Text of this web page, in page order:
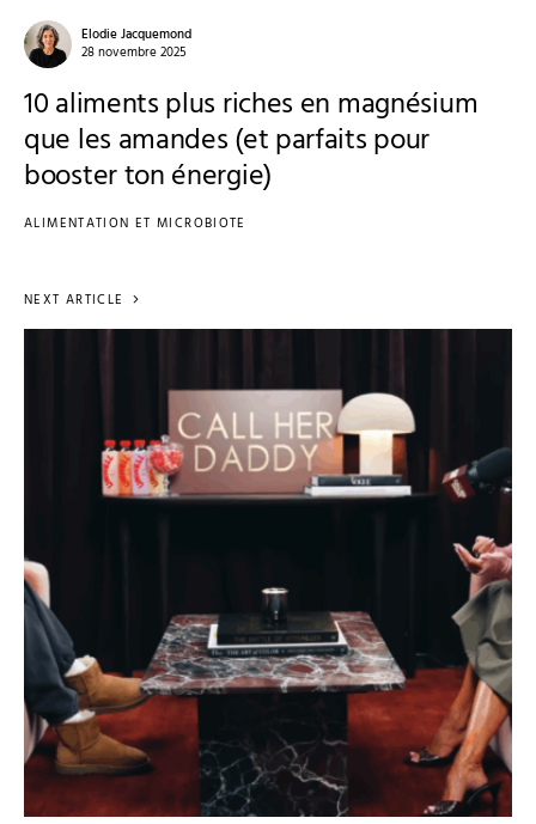
Elodie Jacquemond
28 novembre 2025
10 aliments plus riches en magnésium
que les amandes (et parfaits pour
booster ton énergie)
ALIMENTATION ET MICROBIOTE
NEXT ARTICLE